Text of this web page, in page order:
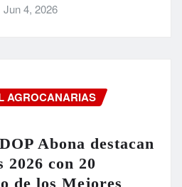
Jun 4, 2026
AGROCANARIAS
Abona destacan
2026 con 20
de los Mejores